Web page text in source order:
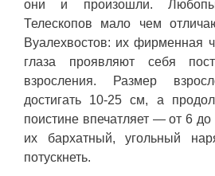
они и произошли.
Телескопов мало чем
Вуалехвостов: их фирменная
глаза проявляют себя
взросления. Размер
достигать 10-25 см, а
поистине впечатляет — от 6 до
их бархатный, угольный
потускнеть.